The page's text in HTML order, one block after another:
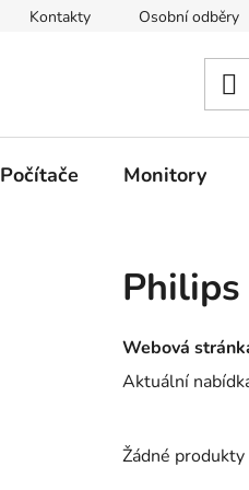
Kontakty Osobní odběry
Počítače Monitory
Philips
Webová
Aktuální
Žádné produkty